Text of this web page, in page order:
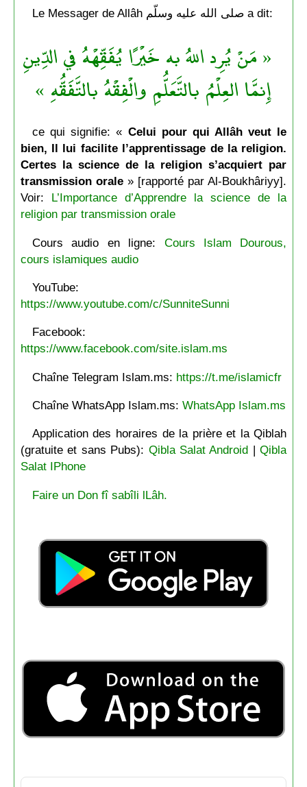
Le Messager de Allâh صلى الله عليه وسلّم a dit:
« مَنْ يُرِد اللهُ به خَيْرًا يُفَقِّهْهُ في الدِّينِ
إِنمَّا العِلْمُ بالتَّعَلُّمِ والْفِقْهُ بالتَّفَقُّهِ »
ce qui signifie: « Celui pour qui Allâh veut le
bien, Il lui facilite l’apprentissage de la religion.
Certes la science de la religion s’acquiert par
transmission orale» [rapporté par Al-Boukhâriyy].
Voir: L’Importance d’Apprendre la science de la
religion par transmission orale
Cours audio en ligne: Cours Islam Dourous,
cours islamiques audio
YouTube:
https://www.youtube.com/c/SunniteSunni
Facebook:
https://www.facebook.com/site.islam.ms
Chaîne Telegram Islam.ms: https://t.me/islamicfr
Chaîne WhatsApp Islam.ms: WhatsApp Islam.ms
Application des horaires de la prière et la Qiblah
(gratuite et sans Pubs): Qibla Salat Android |Qibla
Salat IPhone
Faire un Don fî sabîli lLâh.